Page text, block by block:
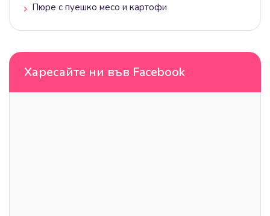
Пюре с пуешко месо и картофи
Харесайте ни във Facebook